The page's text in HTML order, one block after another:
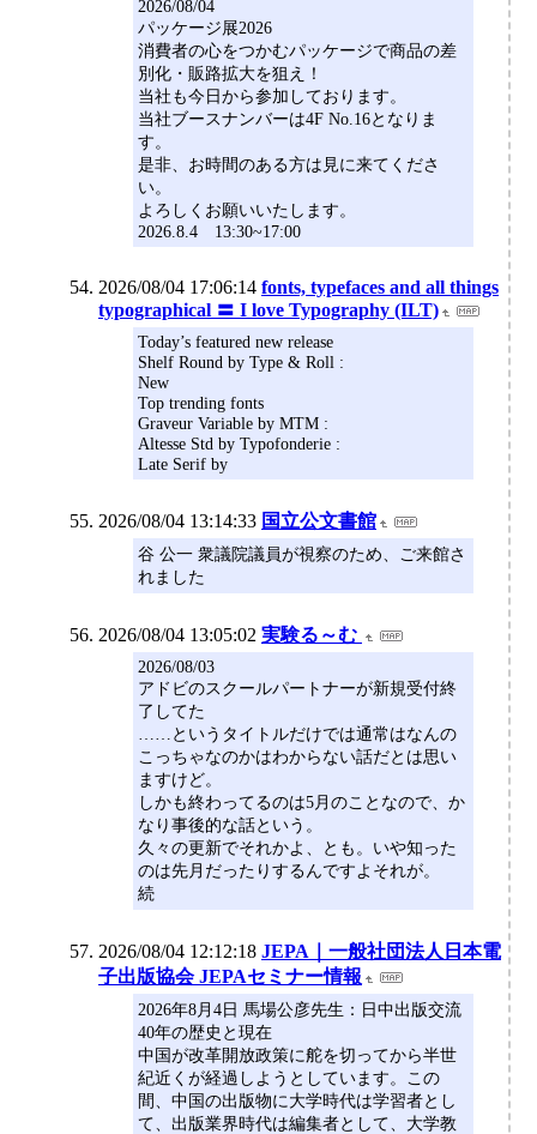
2026/08/04
パッケージ展2026
消費者の心をつかむパッケージで商品の差
別化・販路拡大を狙え！
当社も今日から参加しております。
当社ブースナンバーは4F No.16となりま
す。
是非、お時間のある方は見に来てくださ
い。
よろしくお願いいたします。
2026.8.4 13:30~17:00
2026/08/04 17:06:14 fonts, typefaces and all things
typographical 〓 I love Typography (ILT)
Today’s featured new release
Shelf Round by Type & Roll :
New
Top trending fonts
Graveur Variable by MTM :
Altesse Std by Typofonderie :
Late Serif by
2026/08/04 13:14:33 国立公文書館
谷 公一 衆議院議員が視察のため、ご来館さ
れました
2026/08/04 13:05:02 実験る～む
2026/08/03
アドビのスクールパートナーが新規受付終
了してた
……というタイトルだけでは通常はなんの
こっちゃなのかはわからない話だとは思い
ますけど。
しかも終わってるのは5月のことなので、か
なり事後的な話という。
久々の更新でそれかよ、とも。いや知った
のは先月だったりするんですよそれが。
続
2026/08/04 12:12:18 JEPA｜一般社団法人日本電
子出版協会 JEPAセミナー情報
2026年8月4日 馬場公彦先生：日中出版交流
40年の歴史と現在
中国が改革開放政策に舵を切ってから半世
紀近くが経過しようとしています。この
間、中国の出版物に大学時代は学習者とし
て、出版業界時代は編集者として、大学教